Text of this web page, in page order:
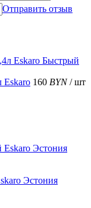
Отправить отзыв
Быстрый
Eskaro 160 BYN / шт
Эстония